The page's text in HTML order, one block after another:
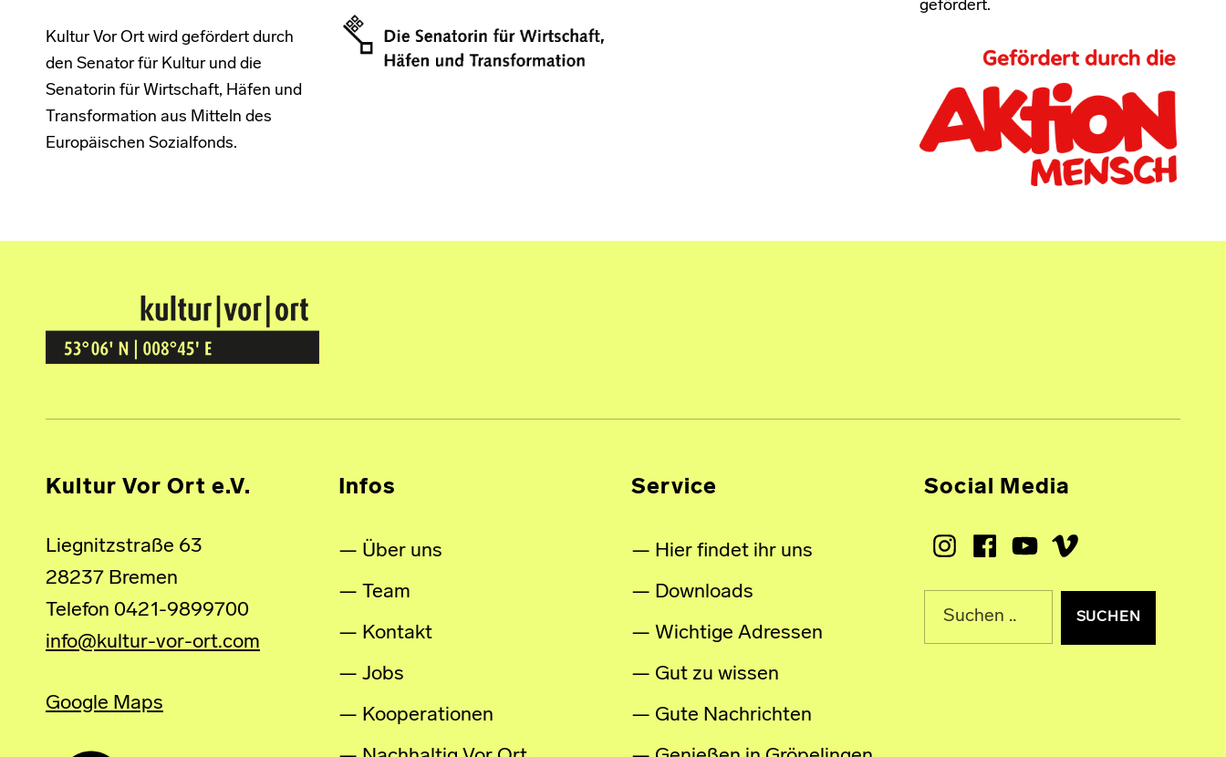
Kultur Vor Ort wird gefördert durch
den Senator für Kultur und die
Senatorin für Wirtschaft, Häfen und
Transformation aus Mitteln des
Europäischen Sozialfonds.
gefördert.
Kultur Vor Ort
BREMEN GRÖPELINGEN
Kultur Vor Ort e.V.
Liegnitzstraße 63
28237 Bremen
Telefon 0421-9899700
info@kultur-vor-ort.com
Google Maps
Infos
Über uns
Team
Kontakt
Jobs
Kooperationen
Service
Hier findet ihr uns
Downloads
Wichtige Adressen
Gut zu wissen
Gute Nachrichten
Social Media
InstagramFacebookYoutubeVimeo
Suche nach: